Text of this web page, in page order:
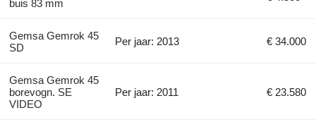
buis 83 mm
Gemsa Gemrok 45
SD
Per jaar: 2013 € 34.000
Gemsa Gemrok 45
borevogn. SE
VIDEO
Per jaar: 2011 € 23.580